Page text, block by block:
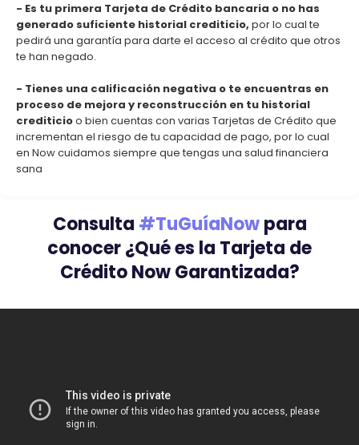
- Es tu primera Tarjeta de Crédito bancaria o no has
generado suficiente historial crediticio, por lo cual te
pedirá una garantía para darte el acceso al crédito que otros
te han negado.
- Tienes una calificación negativa o te encuentras en
proceso de mejora y reconstrucción en tu historial
crediticioo bien cuentas con varias Tarjetas de Crédito que
incrementan el riesgo de tu capacidad de pago, por lo cual
en Now cuidamos siempre que tengas una salud financiera
sana
Consulta #TuGuíaNowpara
conocer ¿Qué es la Tarjeta de
Crédito Now Garantizada?